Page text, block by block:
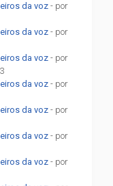
da voz - por
da voz - por
da voz - por
da voz - por
da voz - por
da voz - por
da voz - por